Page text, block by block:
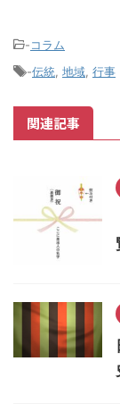
-コラム
-伝統 地域 行事
関連記事